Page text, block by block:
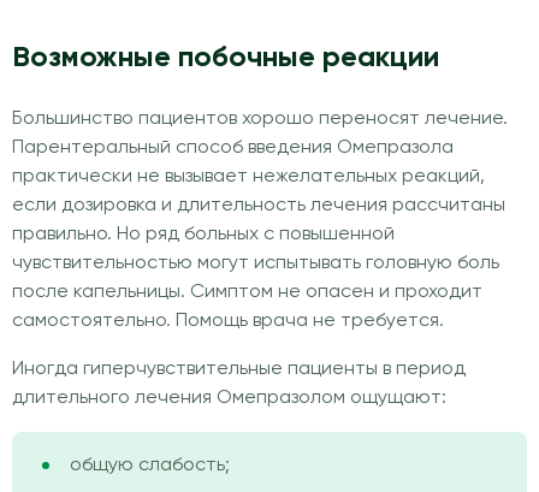
Возможные побочные реакции
Большинство пациентов хорошо переносят лечение.
Парентеральный способ введения Омепразола
практически не вызывает нежелательных реакций,
если дозировка и длительность лечения рассчитаны
правильно. Но ряд больных с повышенной
чувствительностью могут испытывать головную боль
после капельницы. Симптом не опасен и проходит
самостоятельно. Помощь врача не требуется.
Иногда гиперчувствительные пациенты в период
длительного лечения Омепразолом ощущают:
общую слабость;